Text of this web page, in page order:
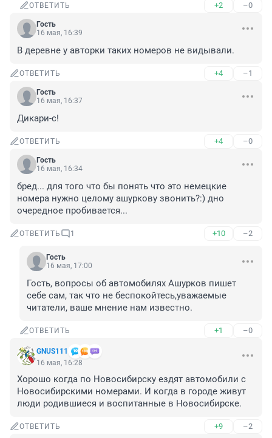
ОТВЕТИТЬ +2 –0
Гость
16 мая, 16:39
В деревне у авторки таких номеров не видывали.
ОТВЕТИТЬ +4 –1
Гость
16 мая, 16:37
Дикари-с!
ОТВЕТИТЬ +4 –0
Гость
16 мая, 16:34
бред... для того что бы понять что это немецкие
номера нужно целому ашуркову звонить?:) дно
очередное пробивается...
ОТВЕТИТЬ 1 +10 –2
Гость
16 мая, 17:00
Гость, вопросы об автомобилях Ашурков пишет
себе сам, так что не беспокойтесь,уважаемые
читатели, ваше мнение нам известно.
ОТВЕТИТЬ +1 –0
GNUS111
16 мая, 16:28
Хорошо когда по Новосибирску ездят автомобили с
Новосибирскими номерами. И когда в городе живут
люди родившиеся и воспитанные в Новосибирске.
ОТВЕТИТЬ +9 –2